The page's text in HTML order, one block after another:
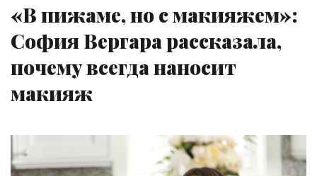
«В пижаме, но с макияжем»:
София Вергара рассказала,
почему всегда наносит
макияж